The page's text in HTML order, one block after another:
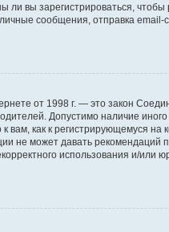
вы зарегистрироваться,
сообщения, отправка email-
от 1998 г. — это закон
Допустимо наличие
как к регистрирующемуся на
не может давать рекомендаций
использования и/или